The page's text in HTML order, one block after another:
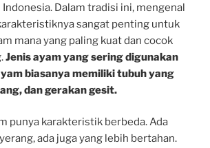
Dalam tradisi ini, mengenal
sangat penting untuk
mana yang paling kuat dan cocok
Jenis ayam yang sering digunakan
biasanya memiliki tubuh yang
dan gerakan gesit.
punya karakteristik berbeda. Ada
ada juga yang lebih bertahan.